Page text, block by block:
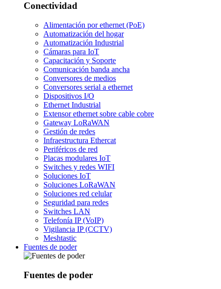
Conectividad
Alimentación por ethernet (PoE)
Automatización del hogar
Automatización Industrial
Cámaras para IoT
Capacitación y Soporte
Comunicación banda ancha
Conversores de medios
Conversores serial a ethernet
Dispositivos I/O
Ethernet Industrial
Extensor ethernet sobre cable cobre
Gateway LoRaWAN
Gestión de redes
Infraestructura Ethercat
Periféricos de red
Placas modulares IoT
Switches y redes WIFI
Soluciones IoT
Soluciones LoRaWAN
Soluciones red celular
Seguridad para redes
Switches LAN
Telefonía IP (VoIP)
Vigilancia IP (CCTV)
Meshtastic
Fuentes de poder
Fuentes de poder